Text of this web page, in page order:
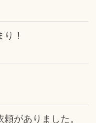
！
がありました。